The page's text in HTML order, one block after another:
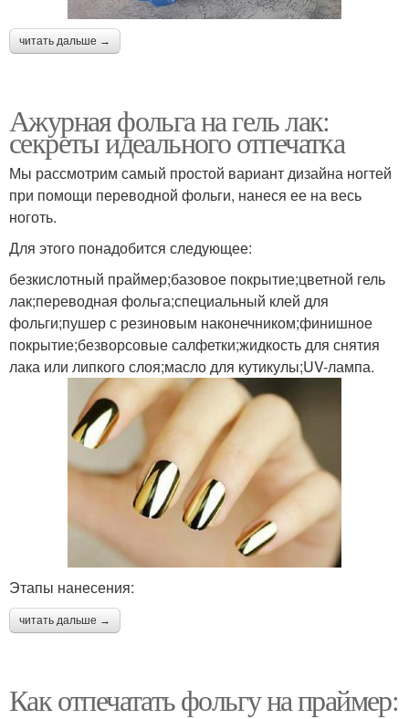
читать дальше →
Ажурная фольга на гель лак:
секреты идеального отпечатка
Мы рассмотрим самый простой вариант дизайна ногтей
при помощи переводной фольги, нанеся ее на весь
ноготь.
Для этого понадобится следующее:
безкислотный праймер;базовое покрытие;цветной гель
лак;переводная фольга;специальный клей для
фольги;пушер с резиновым наконечником;финишное
покрытие;безворсовые салфетки;жидкость для снятия
лака или липкого слоя;масло для кутикулы;UV-лампа.
Этапы нанесения:
читать дальше →
Как отпечатать фольгу на праймер: